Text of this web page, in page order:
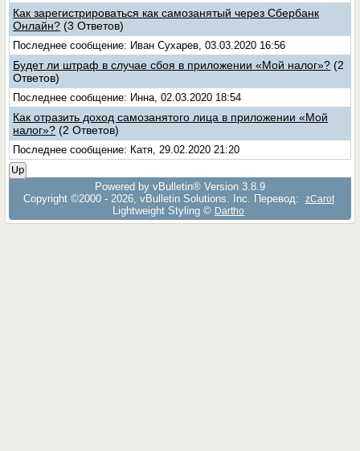
Как зарегистрироваться как самозанятый через Сбербанк
Онлайн? (3 Ответов)
Последнее сообщение: Иван Сухарев, 03.03.2020 16:56
Будет ли штраф в случае сбоя в приложении «Мой налог»? (2
Ответов)
Последнее сообщение: Инна, 02.03.2020 18:54
Как отразить доход самозанятого лица в приложении «Мой
налог»? (2 Ответов)
Последнее сообщение: Катя, 29.02.2020 21:20
Up
Powered by vBulletin® Version 3.8.9
Copyright ©2000 - 2026, vBulletin Solutions, Inc. Перевод:
zCarot
Lightweight Styling © Dartho